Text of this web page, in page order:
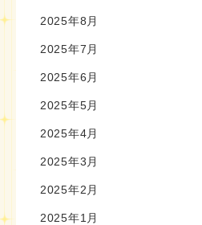
2025年8月
2025年7月
2025年6月
2025年5月
2025年4月
2025年3月
2025年2月
2025年1月